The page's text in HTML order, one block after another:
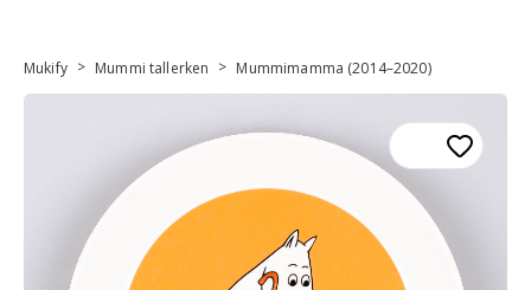
Mukify > Mummi tallerken > Mummimamma (2014–2020)